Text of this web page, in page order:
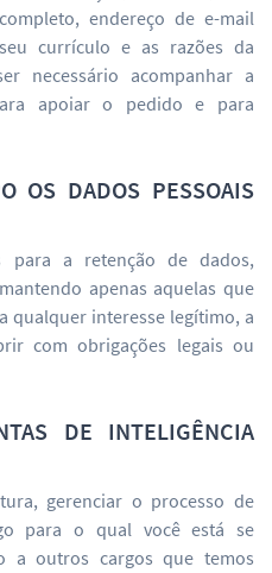
endereço de e-mail
currículo e as razões da
necessário acompanhar a
apoiar o pedido e para
OS DADOS PESSOAIS
para a retenção de dados,
apenas aquelas que
qualquer interesse legítimo, a
com obrigações legais ou
DE INTELIGÊNCIA
gerenciar o processo de
para o qual você está se
a outros cargos que temos